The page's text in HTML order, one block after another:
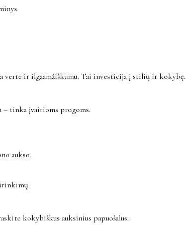
verte ir ilgaamžiškumu. Tai investicija į stilių ir kokybę.
– tinka įvairioms progoms.
aukso.
kokybiškus auksinius papuošalus.